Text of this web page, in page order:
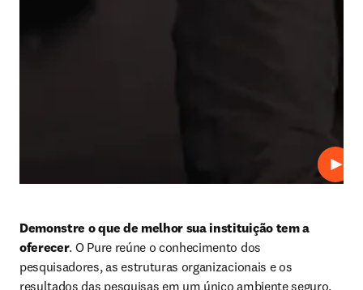
Demonstre o que de melhor sua instituição tem a
oferecer. O Pure reúne o conhecimento dos
pesquisadores, as estruturas organizacionais e os
resultados das pesquisas em um único ambiente seguro.